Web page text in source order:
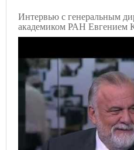
Интервью с генеральным
академиком РАН Евгением